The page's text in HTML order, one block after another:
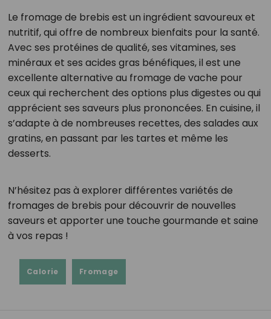
Le fromage de brebis est un ingrédient savoureux et
nutritif, qui offre de nombreux bienfaits pour la santé.
Avec ses protéines de qualité, ses vitamines, ses
minéraux et ses acides gras bénéfiques, il est une
excellente alternative au fromage de vache pour
ceux qui recherchent des options plus digestes ou qui
apprécient ses saveurs plus prononcées. En cuisine, il
s’adapte à de nombreuses recettes, des salades aux
gratins, en passant par les tartes et même les
desserts.
N’hésitez pas à explorer différentes variétés de
fromages de brebis pour découvrir de nouvelles
saveurs et apporter une touche gourmande et saine
à vos repas !
Calorie Fromage